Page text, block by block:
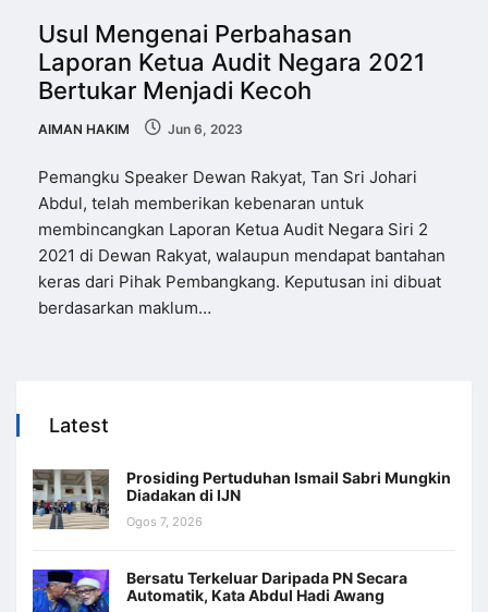
Usul Mengenai Perbahasan
Laporan Ketua Audit Negara 2021
Bertukar Menjadi Kecoh
AIMAN HAKIM Jun 6, 2023
Pemangku Speaker Dewan Rakyat, Tan Sri Johari
Abdul, telah memberikan kebenaran untuk
membincangkan Laporan Ketua Audit Negara Siri 2
2021 di Dewan Rakyat, walaupun mendapat bantahan
keras dari Pihak Pembangkang. Keputusan ini dibuat
berdasarkan maklum…
Latest
Prosiding Pertuduhan Ismail Sabri Mungkin
Diadakan di IJN
Ogos 7, 2026
Bersatu Terkeluar Daripada PN Secara
Automatik, Kata Abdul Hadi Awang